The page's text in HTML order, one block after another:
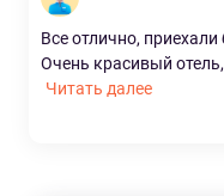
Все отлично,
Очень красивый
Читать далее